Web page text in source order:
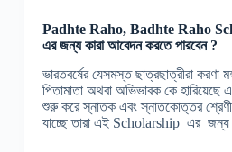
Padhte Raho, Badhte Raho
এর জন্য কারা আবেদন করতে পারবেন?
ভারতবর্ষের যেসমস্ত ছাত্রছাত্রীরা করণা
পিতামাতা অথবা অভিভাবক কে হারিয়েছে
শুরু করে স্নাতক এবং স্নাতকোত্তর
যাচ্ছে তারা এই Scholarship এর জন্য